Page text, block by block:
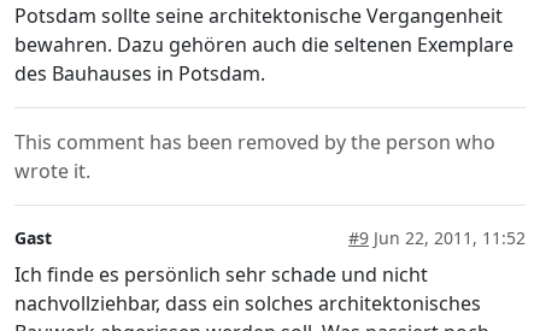
Potsdam sollte seine architektonische Vergangenheit
bewahren. Dazu gehören auch die seltenen Exemplare
des Bauhauses in Potsdam.
This comment has been removed by the person who
wrote it.
Gast #9 Jun 22, 2011, 11:52
Ich finde es persönlich sehr schade und nicht
nachvollziehbar, dass ein solches architektonisches